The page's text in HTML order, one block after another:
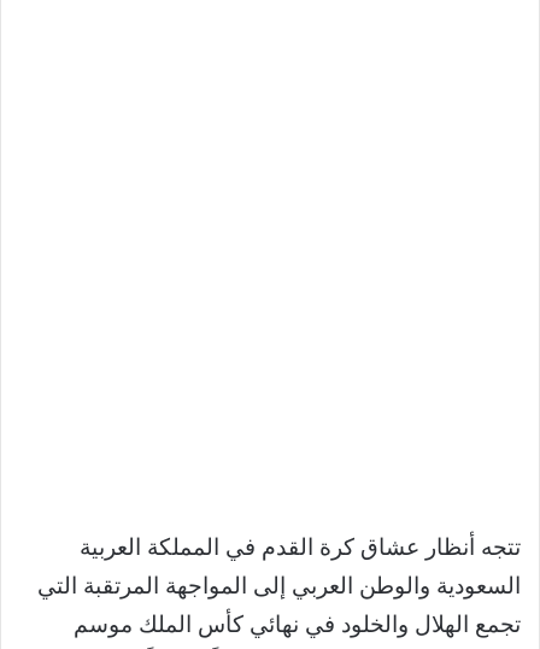
تتجه أنظار عشاق كرة القدم في المملكة العربية
السعودية والوطن العربي إلى المواجهة المرتقبة التي
تجمع الهلال والخلود في نهائي كأس الملك موسم